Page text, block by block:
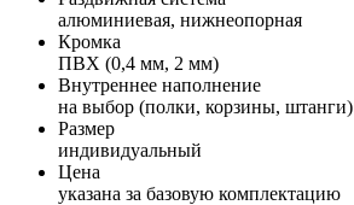
алюминиевая, нижнеопорная
Кромка
ПВХ (0,4 мм, 2 мм)
Внутреннее наполнение
на выбор (полки, корзины, штанги)
Размер
индивидуальный
Цена
указана за базовую комплектацию